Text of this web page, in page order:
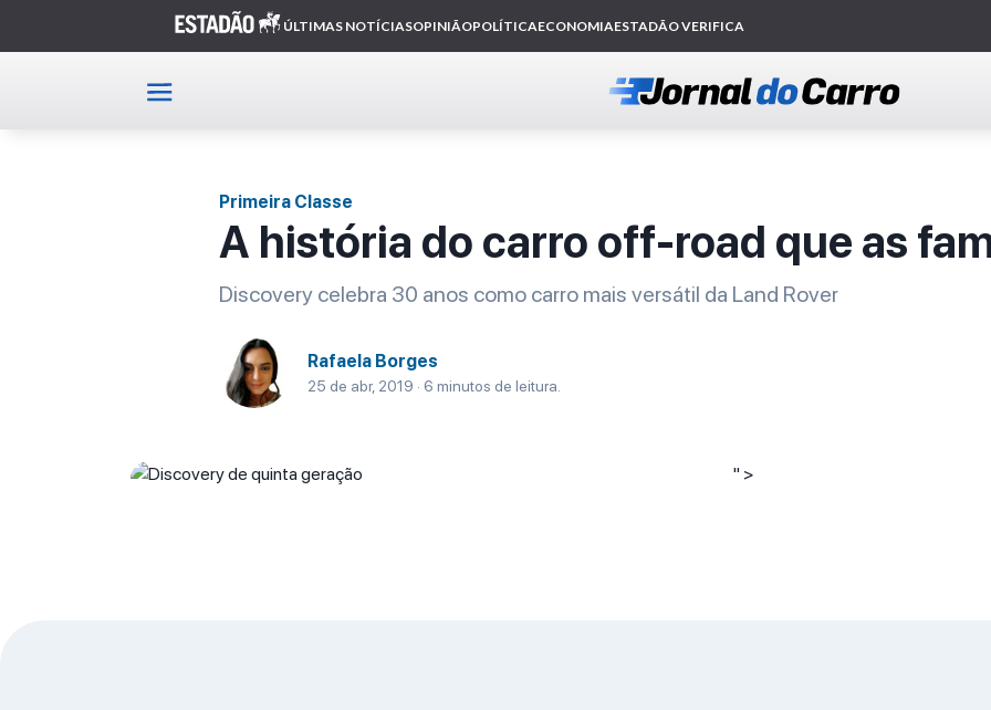
Home
Primeira Classe
A história do carro off-road que as
Discovery celebra 30 anos como carro mais versátil da Land Rover
Rafaela Borges
25 de abr, 2019 · 6 minutos de leitura.
" >